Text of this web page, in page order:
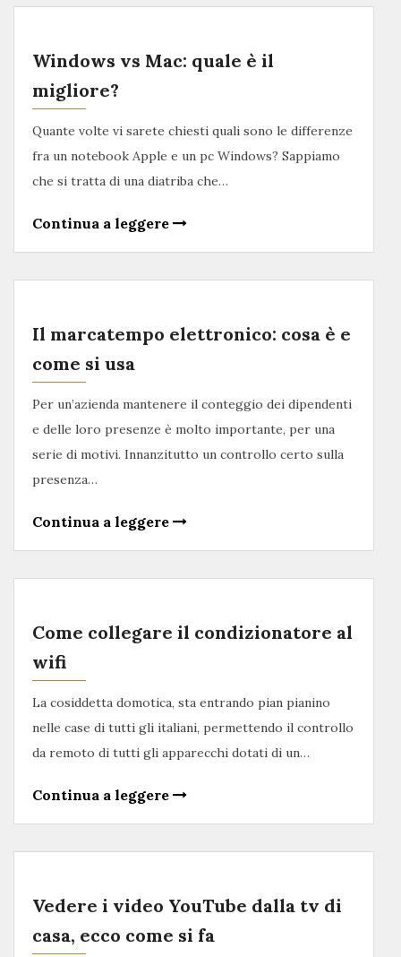
Windows vs Mac: quale è il
migliore?
Quante volte vi sarete chiesti quali sono le differenze
fra un notebook Apple e un pc Windows? Sappiamo
che si tratta di una diatriba che…
Continua a leggere
Il marcatempo elettronico: cosa è e
come si usa
Per un’azienda mantenere il conteggio dei dipendenti
e delle loro presenze è molto importante, per una
serie di motivi. Innanzitutto un controllo certo sulla
presenza…
Continua a leggere
Come collegare il condizionatore al
wifi
La cosiddetta domotica, sta entrando pian pianino
nelle case di tutti gli italiani, permettendo il controllo
da remoto di tutti gli apparecchi dotati di un…
Continua a leggere
Vedere i video YouTube dalla tv di
casa, ecco come si fa